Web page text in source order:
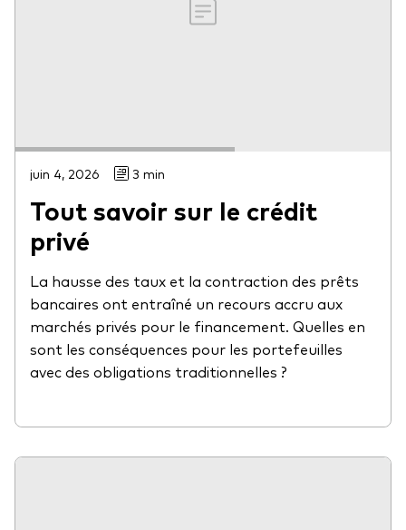
juin 4, 2026 3 min
Tout savoir sur le crédit
privé
La hausse des taux et la contraction des prêts
bancaires ont entraîné un recours accru aux
marchés privés pour le financement. Quelles en
sont les conséquences pour les portefeuilles
avec des obligations traditionnelles ?